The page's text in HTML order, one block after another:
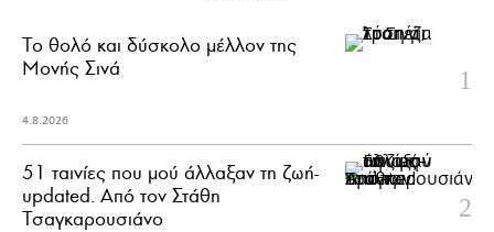
Το θολό και δύσκολο μέλλον της
Μονής Σινά
4.8.2026
51 ταινίες που μού άλλαξαν τη ζωή-
updated. Aπό τον Στάθη
Τσαγκαρουσιάνο